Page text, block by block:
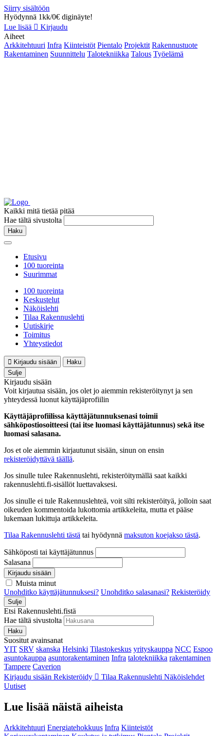
Siirry sisältöön
Hyödynnä 1kk/0€ diginäyte!
Lue lisää
Kirjaudu
Aiheet
Arkkitehtuuri Infra Kiinteistöt Pientalo Projektit Rakennustuote
Rakentaminen Suunnittelu Talotekniikka Talous Työelämä
Kaikki mitä tietää pitää
Hae tältä sivustolta
Haku
Etusivu
100 tuoreinta
Suurimmat
100 tuoreinta
Keskustelut
Näköislehti
Tilaa Rakennuslehti
Uutiskirje
Toimitus
Yhteystiedot
Kirjaudu sisään
Haku
Sulje
Kirjaudu sisään
Voit kirjautua sisään, jos olet jo aiemmin rekisteröitynyt ja sen
yhteydessä luonut käyttäjäprofiilin
Käyttäjäprofiilissa käyttäjätunnuksenasi toimii
sähköpostiosoitteesi (tai itse luomasi käyttäjätunnus) sekä itse
luomasi salasana.
Jos et ole aiemmin kirjautunut sisään, sinun on ensin
rekisteröidyttävä täällä.
Jos sinulle tulee Rakennuslehti, rekisteröitymällä saat kaikki
rakennuslehti.fi-sisällöt luettavaksesi.
Jos sinulle ei tule Rakennuslehteä, voit silti rekisteröityä, jolloin saat
oikeuden kommentoida lukottomia artikkeleita, mutta et pääse
lukemaan lukittuja artikkeleita.
Tilaa Rakennuslehti tästä tai hyödynnä maksuton koejakso tästä.
Sähköposti tai käyttäjätunnus
Salasana
Kirjaudu sisään
Muista minut
Unohditko käyttäjätunnuksesi? Unohditko salasanasi? Rekisteröidy
Sulje
Etsi Rakennuslehti.fistä
Hae tältä sivustolta
Haku
Suositut avainsanat
YIT SRV skanska Helsinki Tilastokeskus yrityskauppa NCC Espoo
asuntokauppa asuntorakentaminen Infra talotekniikka rakentaminen
Tampere Caverion
Kirjaudu sisään Rekisteröidy Tilaa Rakennuslehti Näköislehdet
Uutiset
Lue lisää näistä aiheista
Arkkitehtuuri Energiatehokkuus Infra Kiinteistöt